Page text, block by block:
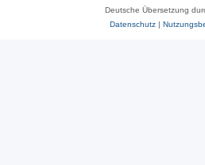
Deutsche Übersetzung
Datenschutz|